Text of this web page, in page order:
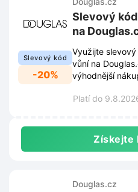
Slevový kód
-20%
Slevový
na
Využijte
vůní na
výhodnější
Platí do
Získejte
Douglas.cz